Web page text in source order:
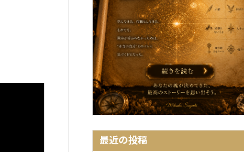
最近の投稿